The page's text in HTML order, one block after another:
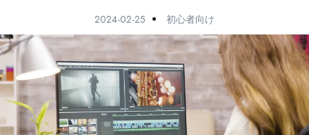
2024-02-25 初心者向け